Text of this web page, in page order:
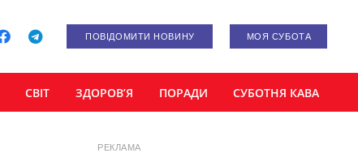
ПОВІДОМИТИ НОВИНУ МОЯ СУБОТА
СВІТ ЗДОРОВ’Я ПОРАДИ СУБОТНЯ КАВА
РЕКЛАМА